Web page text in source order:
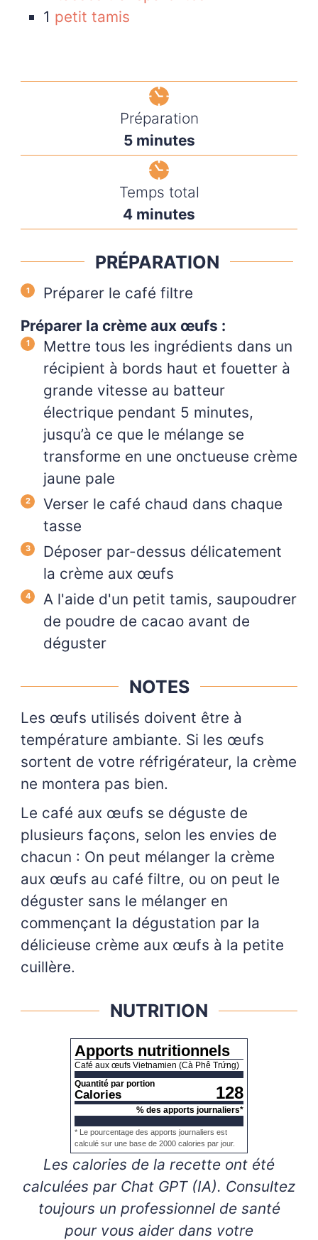
1 petit tamis
Préparation
5 minutes
Temps total
4 minutes
PRÉPARATION
Préparer le café filtre
Préparer la crème aux œufs :
Mettre tous les ingrédients dans un
récipient à bords haut et fouetter à
grande vitesse au batteur
électrique pendant 5 minutes,
jusqu’à ce que le mélange se
transforme en une onctueuse crème
jaune pale
Verser le café chaud dans chaque
tasse
Déposer par-dessus délicatement
la crème aux œufs
A l'aide d'un petit tamis, saupoudrer
de poudre de cacao avant de
déguster
NOTES
Les œufs utilisés doivent être à
température ambiante. Si les œufs
sortent de votre réfrigérateur, la crème
ne montera pas bien.
Le café aux œufs se déguste de
plusieurs façons, selon les envies de
chacun : On peut mélanger la crème
aux œufs au café filtre, ou on peut le
déguster sans le mélanger en
commençant la dégustation par la
délicieuse crème aux œufs à la petite
cuillère.
NUTRITION
Apports nutritionnels
Café aux œufs Vietnamien (Cà Phê Trứng)
Quantité par portion
Calories 128
% des apports journaliers*
* Le pourcentage des apports journaliers est
calculé sur une base de 2000 calories par jour.
Les calories de la recette ont été
calculées par Chat GPT (IA). Consultez
toujours un professionnel de santé
pour vous aider dans votre